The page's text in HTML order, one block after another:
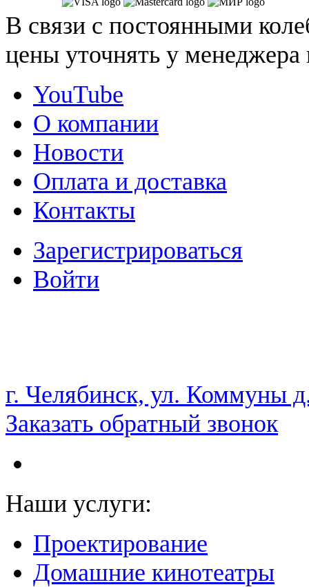
В связи с постоянными
цены уточнять у
YouTube
О компании
Новости
Оплата и доставка
Контакты
Зарегистрироваться
Войти
НАМ ДОВЕРЯЮТ С 2003 ГОДА
г. Челябинск, ул. Коммуны
Заказать обратный звонок
Наши услуги:
Проектирование
Домашние кинотеатры